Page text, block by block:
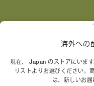
トリー バーチ財団
くこ
海外への
現在、 Japan のストアにいま
リストよりお選びください。
は、新しいお届